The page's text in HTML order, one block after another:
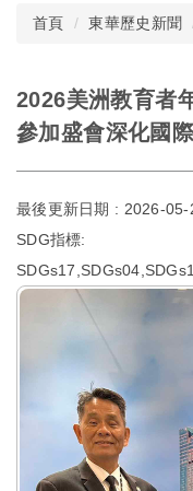
首頁 東華歷史新聞
2026美洲教育者
參加盛會深化國
最後更新日期 : 2026-05-
SDG指標: